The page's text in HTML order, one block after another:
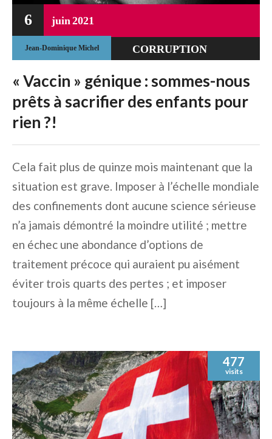
6 juin2021
Jean-Dominique Michel
CORRUPTION
DÉRIVE
TOTALITAIRE
« Vaccin » génique : sommes-nous
prêts à sacrifier des enfants pour
rien ?!
Cela fait plus de quinze mois maintenant que la
situation est grave. Imposer à l’échelle mondiale
des confinements dont aucune science sérieuse
n’a jamais démontré la moindre utilité ; mettre
en échec une abondance d’options de
traitement précoce qui auraient pu aisément
éviter trois quarts des pertes ; et imposer
toujours à la même échelle […]
477
visits